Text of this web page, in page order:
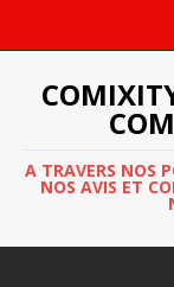
A TRAVERS NOS
NOS AVIS ET